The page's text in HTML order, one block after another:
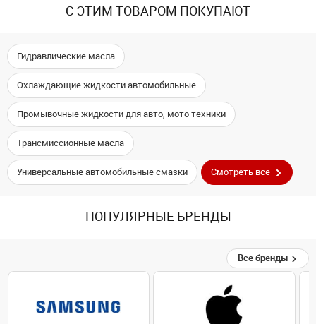
С ЭТИМ ТОВАРОМ ПОКУПАЮТ
Гидравлические масла
Охлаждающие жидкости автомобильные
Промывочные жидкости для авто, мото техники
Трансмиссионные масла
Универсальные автомобильные смазки Смотреть все
ПОПУЛЯРНЫЕ БРЕНДЫ
Все бренды